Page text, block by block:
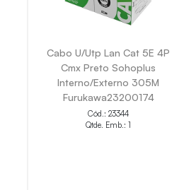
Cabo U/Utp Lan Cat 5E 4P
Cmx Preto Sohoplus
Interno/Externo 305M
Furukawa23200174
Cód.: 23344
Qtde. Emb.: 1